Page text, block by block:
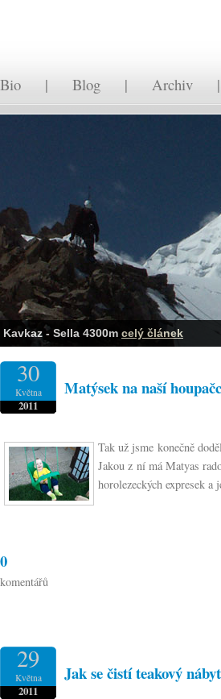
Bio | Blog | Archiv
Kavkaz - Sella 4300m celý článek
30
Května
2011
Matýsek na naší
Tak už jsme konečně
Jakou z ní má Matyas
horolezeckých expresek a
0
komentářů
29
Května
2011
Jak se čistí teakový